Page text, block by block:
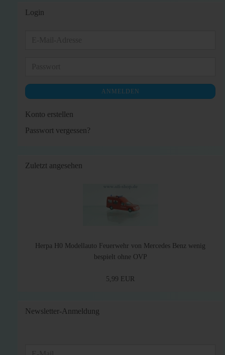
Login
ANMELDEN
Konto erstellen
Passwort vergessen?
Zuletzt angesehen
Herpa H0 Modellauto Feuerwehr von Mercedes Benz wenig
bespielt ohne OVP
5,99 EUR
Newsletter-Anmeldung